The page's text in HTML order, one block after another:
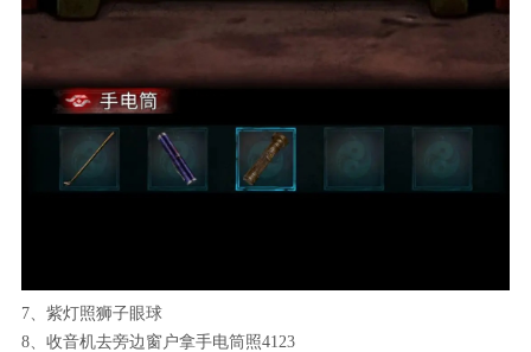
7、紫灯照狮子眼球
8、收音机去旁边窗户拿手电筒照4123